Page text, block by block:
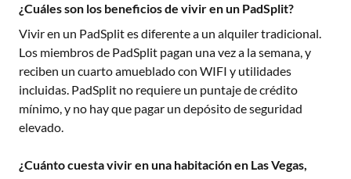
¿Cuáles son los beneficios de vivir en un PadSplit?
Vivir en un PadSplit es diferente a un alquiler tradicional.
Los miembros de PadSplit pagan una vez a la semana, y
reciben un cuarto amueblado con WIFI y utilidades
incluidas. PadSplit no requiere un puntaje de crédito
mínimo, y no hay que pagar un depósito de seguridad
elevado.
¿Cuánto cuesta vivir en una habitación en Las Vegas,